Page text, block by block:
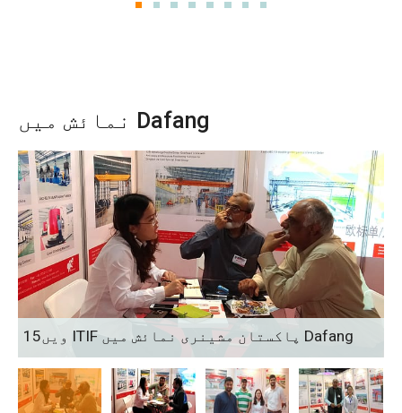
نمائش میں Dafang
15ویں ITIF پاکستان مشینری نمائش میں Dafang